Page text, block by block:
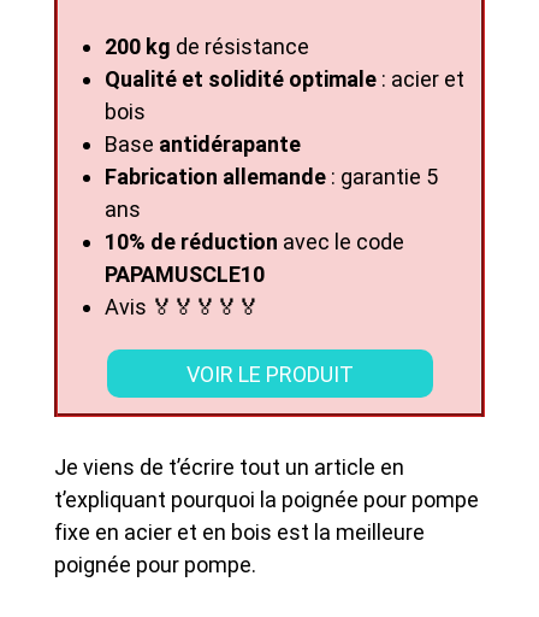
200 kg de résistance
Qualité et solidité optimale : acier et
bois
Base antidérapante
Fabrication allemande : garantie 5
ans
10% de réduction avec le code
PAPAMUSCLE10
Avis 🏅🏅🏅🏅🏅
VOIR LE PRODUIT
Je viens de t’écrire tout un article en
t’expliquant pourquoi la poignée pour pompe
fixe en acier et en bois est la meilleure
poignée pour pompe.